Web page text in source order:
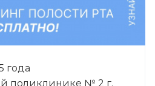
года
поликлинике № 2 г.